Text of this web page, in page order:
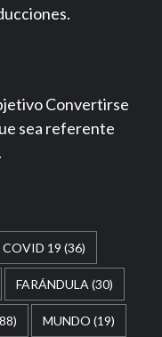
Convertirse
sea referente
COVID 19 (36)
FARÁNDULA (30)
MUNDO (19)